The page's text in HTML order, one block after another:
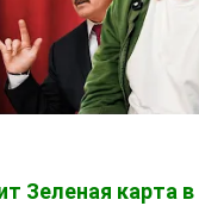
Зеленая карта